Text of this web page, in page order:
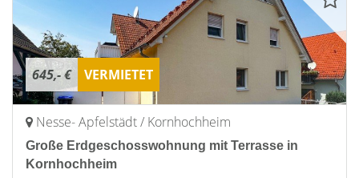
645,- € VERMIETET
Nesse- Apfelstädt / Kornhochheim
Große Erdgeschosswohnung mit Terrasse in
Kornhochheim